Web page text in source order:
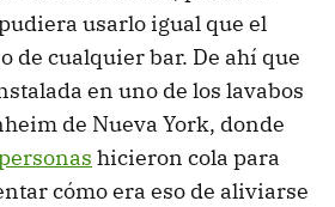
usarlo igual que el
de cualquier bar. De ahí que
en uno de los lavabos
de Nueva York, donde
hicieron cola para
cómo era eso de aliviarse